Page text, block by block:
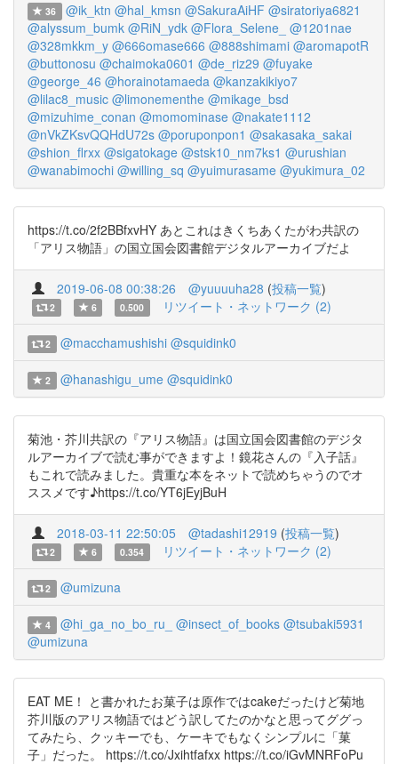
36 @ik_ktn @hal_kmsn @SakuraAiHF @siratoriya6821
@alyssum_bumk @RiN_ydk @Flora_Selene_ @1201nae
@328mkkm_y @666omase666 @888shimami @aromapotR
@buttonosu @chaimoka0601 @de_riz29 @fuyake
@george_46 @horainotamaeda @kanzakikiyo7
@lilac8_music @limonementhe @mikage_bsd
@mizuhime_conan @momominase @nakate1112
@nVkZKsvQQHdU72s @poruponpon1 @sakasaka_sakai
@shion_flrxx @sigatokage @stsk10_nm7ks1 @urushian
@wanabimochi @willing_sq @yuimurasame @yukimura_02
https://t.co/2f2BBfxvHY あとこれはきくちあくたがわ共訳の
「アリス物語」の国立国会図書館デジタルアーカイブだよ
2019-06-08 00:38:26 @yuuuuha28 (投稿一覧)
2 6 0.500 リツイート・ネットワーク (2)
2 @macchamushishi @squidink0
2 @hanashigu_ume @squidink0
菊池・芥川共訳の『アリス物語』は国立国会図書館のデジタ
ルアーカイブで読む事ができますよ！鏡花さんの『入子話』
もこれで読みました。貴重な本をネットで読めちゃうのでオ
ススメです♪https://t.co/YT6jEyjBuH
2018-03-11 22:50:05 @tadashi12919 (投稿一覧)
2 6 0.354 リツイート・ネットワーク (2)
2 @umizuna
4 @hi_ga_no_bo_ru_ @insect_of_books @tsubaki5931
@umizuna
EAT ME！ と書かれたお菓子は原作ではcakeだったけど菊地
芥川版のアリス物語ではどう訳してたのかなと思ってググっ
てみたら、クッキーでも、ケーキでもなくシンプルに「菓
子」だった。 https://t.co/Jxihtfafxx https://t.co/iGvMNRFoPu